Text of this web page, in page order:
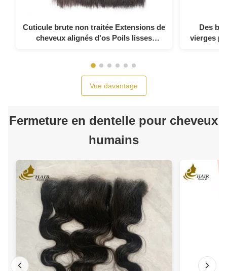
Cuticule brute non traitée Extensions de
cheveux alignés d'os Poils lisses
Des
vierges
Vue davantage
Fermeture en dentelle pour cheveux
humains